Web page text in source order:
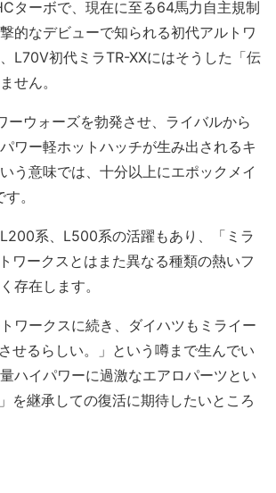
ターボで、現在に至る64馬力自主規制
的なデビューで知られる初代アルトワ
L70V初代ミラTR-XXにはそうした「伝
せん。
ーウォーズを勃発させ、ライバルから
ワー軽ホットハッチが生み出されるキ
う意味では、十分以上にエポックメイ
。
系、L500系の活躍もあり、「ミラ
ワークスとはまた異なる種類の熱いフ
存在します。
ワークスに続き、ダイハツもミライー
せるらしい。」という噂まで生んでい
ハイパワーに過激なエアロパーツとい
を継承しての復活に期待したいところ